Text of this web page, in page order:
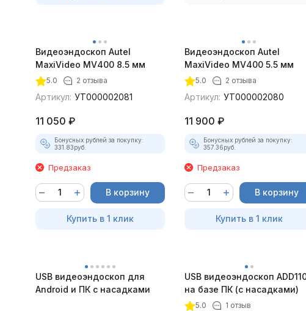
Видеоэндоскоп Autel
MaxiVideo MV400 8.5 мм
5.0 2 отзыва
Артикул: УТ000002081
11 050 ₽
Бонусных рублей за покупку:
331.83руб.
Предзаказ
В корзину
Купить в 1 клик
Видеоэндоскоп Autel
MaxiVideo MV400 5.5 мм
5.0 2 отзыва
Артикул: УТ000002080
11 900 ₽
Бонусных рублей за покупку:
357.36руб.
Предзаказ
В корзину
Купить в 1 клик
USB видеоэндоскоп для
Android и ПК с насадками
USB видеоэндоскоп
на базе ПК (с насадками)
5.0 1 отзыв